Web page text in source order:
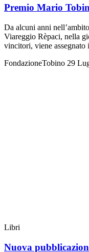
Premio Mario
Da alcuni anni
Viareggio Rèpaci, nella
vincitori, viene
FondazioneTobino 29
Libri
Nuova